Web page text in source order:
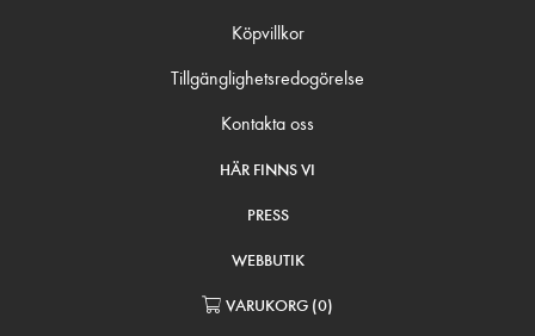
Köpvillkor
Tillgänglighetsredogörelse
Kontakta oss
HÄR FINNS VI
PRESS
WEBBUTIK
VARUKORG (0)